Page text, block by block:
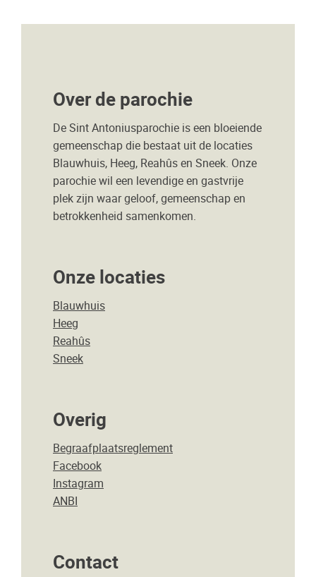
Over de parochie
De Sint Antoniusparochie is een bloeiende
gemeenschap die bestaat uit de locaties
Blauwhuis, Heeg, Reahûs en Sneek. Onze
parochie wil een levendige en gastvrije
plek zijn waar geloof, gemeenschap en
betrokkenheid samenkomen.
Onze locaties
Blauwhuis
Heeg
Reahûs
Sneek
Overig
Begraafplaatsreglement
Facebook
Instagram
ANBI
Contact